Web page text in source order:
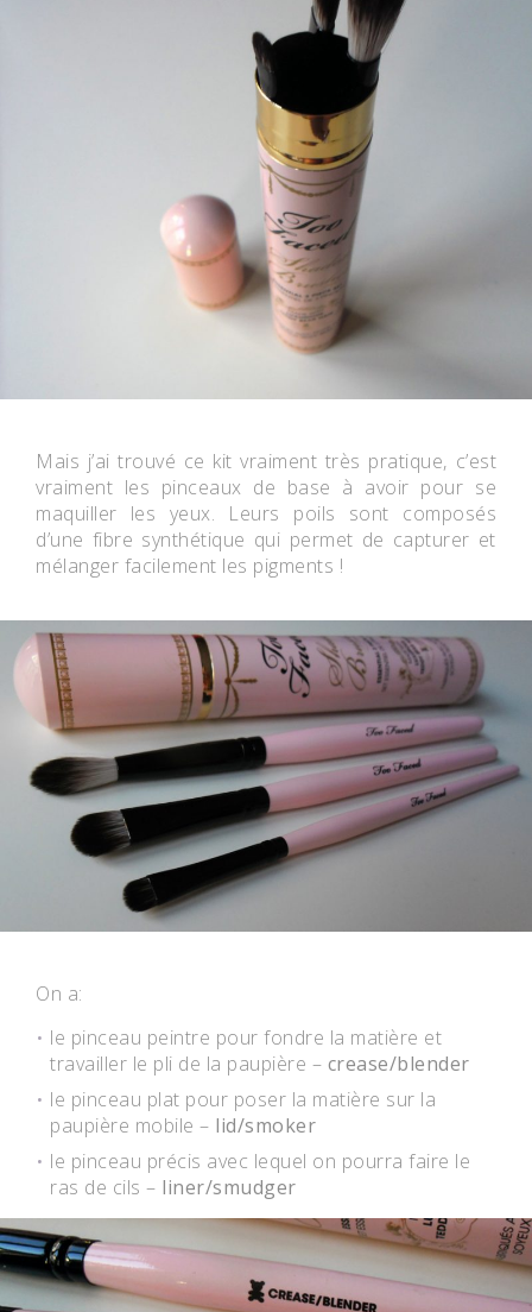
Mais j’ai trouvé ce kit vraiment très pratique, c’est
vraiment les pinceaux de base à avoir pour se
maquiller les yeux. Leurs poils sont composés
d’une fibre synthétique qui permet de capturer et
mélanger facilement les pigments !
On a:
le pinceau peintre pour fondre la matière et
travailler le pli de la paupière – crease/blender
le pinceau plat pour poser la matière sur la
paupière mobile – lid/smoker
le pinceau précis avec lequel on pourra faire le
ras de cils – liner/smudger